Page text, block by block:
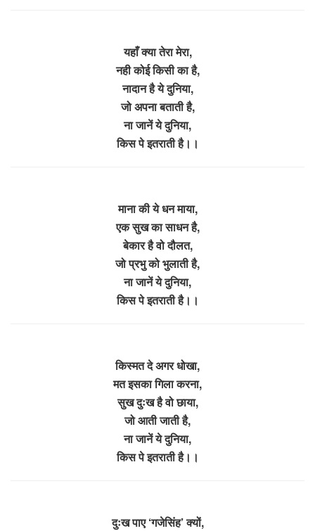
यहाँ क्या तेरा मेरा,
नही कोई किसी का है,
नादान है ये दुनिया,
जो अपना बताती है,
ना जानें ये दुनिया,
किस पे इतराती है।।
माना की ये धन माया,
एक सुख का साधन है,
बेकार है वो दौलत,
जो प्रभु को भुलाती है,
ना जानें ये दुनिया,
किस पे इतराती है।।
किस्मत दे अगर धोखा,
मत इसका गिला करना,
सुख दुःख है वो छाया,
जो आती जाती है,
ना जानें ये दुनिया,
किस पे इतराती है।।
दुःख पाए ‘गजेसिंह’ क्यों,